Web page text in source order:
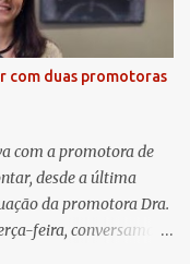
Política de
e do regulamento
da cooperativa com a
de Coordenadores de
Sidnei Strejevitch, fez
com duas promotoras
com a promotora de
desde a última
da promotora Dra.
feira, conversamos